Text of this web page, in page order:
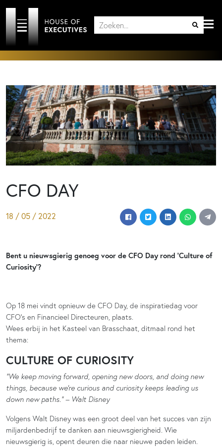
CFO DAY
18 / 05 / 2022
Bent u nieuwsgierig genoeg voor de CFO Day rond ‘Culture of
Curiosity’?
Op 18 mei vindt opnieuw de CFO Day, de inspiratiedag voor
CFO’s en Financieel Directeuren, plaats.
Wees erbij in het Kasteel van Brasschaat, ditmaal rond het
thema:
CULTURE OF CURIOSITY
“We keep moving forward, opening new doors, and doing new
things, because we’re curious and curiosity keeps leading us
down new paths.” – Walt Disney
Volgens Walt Disney was een groot deel van het succes van zijn
miljardenbedrijf te danken aan nieuwsgierigheid. Wie
nieuwsgierig is, opent deuren die naar nieuwe paden leiden.